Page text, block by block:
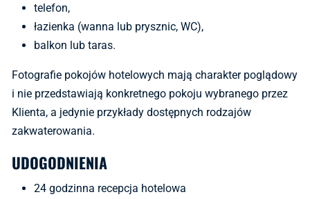
telefon,
łazienka (wanna lub prysznic, WC),
balkon lub taras.
Fotografie pokojów hotelowych mają charakter poglądowy
i nie przedstawiają konkretnego pokoju wybranego przez
Klienta, a jedynie przykłady dostępnych rodzajów
zakwaterowania.
UDOGODNIENIA
24 godzinna recepcja hotelowa